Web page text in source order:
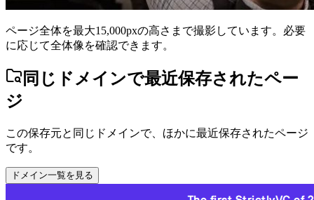
ページ全体を最大15,000pxの高さまで撮影しています。必要
に応じて全体像を確認できます。
同じドメインで最近保存されたペー
ジ
この保存元と同じドメインで、ほかに最近保存されたページ
です。
ドメイン一覧を見る